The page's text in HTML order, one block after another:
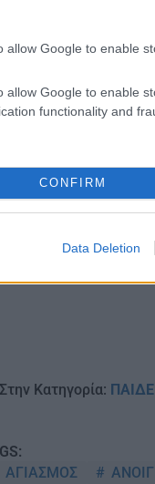
allow Google to enable
allow Google to enable
functionality and
CONFIRM
Data Deletion
Στην Κατηγορία:
ΑΓΙΑΣΜΟΣ